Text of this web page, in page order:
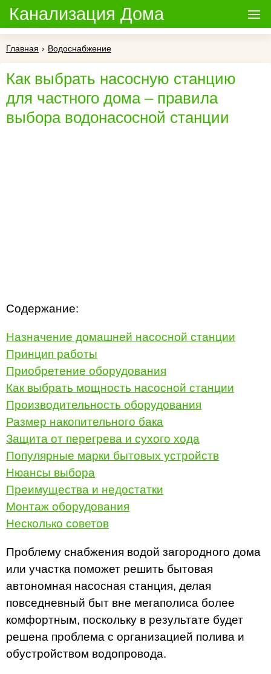
Канализация Дома
Главная › Водоснабжение
Как выбрать насосную станцию
для частного дома – правила
выбора водонасосной станции
Содержание:
Назначение домашней насосной станции
Принцип работы
Приобретение оборудования
Как выбрать мощность насосной станции
Производительность оборудования
Размер накопительного бака
Защита от перегрева и сухого хода
Популярные марки бытовых устройств
Нюансы выбора
Преимущества и недостатки
Монтаж оборудования
Несколько советов
Проблему снабжения водой загородного дома
или участка поможет решить бытовая
автономная насосная станция, делая
повседневный быт вне мегаполиса более
комфортным, поскольку в результате будет
решена проблема с организацией полива и
обустройством водопровода.